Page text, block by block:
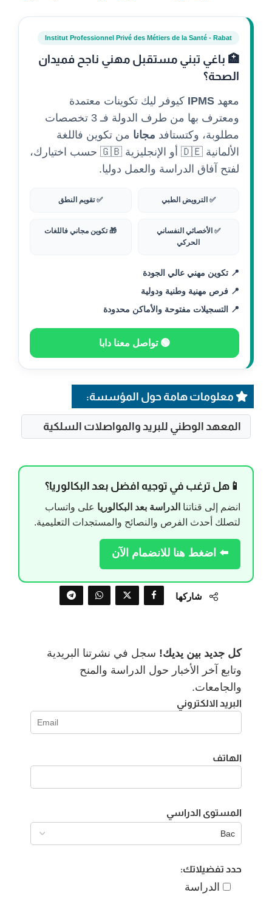
Institut Professionnel Privé des Métiers de la Santé - Rabat
🏥 باغي تبني مستقبل مهني ناجح فميدان
الصحة؟
معهد IPMS كيوفر ليك تكوينات معتمدة
ومعترف بها من طرف الدولة فـ 3 تخصصات
مطلوبة، وكتستافد مجانا من تكوين فاللغة
الألمانية 🇩🇪 أو الإنجليزية 🇬🇧 حسب اختيارك،
لفتح آفاق الدراسة والعمل دوليا.
✅ الترويض الطبي ✅ تقويم النطق
✅ الأخصائي النفساني
الحركي
🎁 تكوين مجاني فاللغات
📍 تكوين مهني عالي الجودة
📍 فرص مهنية وطنية ودولية
📍 التسجيلات مفتوحة والأماكن محدودة
🟢 تواصل معنا دابا
معلومات هامة حول المؤسسة:
المعهد الوطني للبريد والمواصلات السلكية
📱هل ترغب في توجيه افضل بعد البكالوريا؟
انضم إلى قناتنا الدراسة بعد البكالوريا على واتساب
لتصلك أحدث الفرص والنصائح والمستجدات التعليمية.
⬅️ اضغط هنا للانضمام الآن
شاركها
كل جديد بين يديك! سجل في نشرتنا البريدية
وتابع آخر الأخبار حول الدراسة والمنح
والجامعات.
البريد الالكتروني
الهاتف
المستوى الدراسي
حدد تفضيلاتك:
الدراسة